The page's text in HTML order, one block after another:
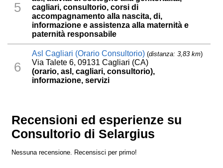
5
cagliari, consultorio, corsi di
accompagnamento alla nascita, di,
informazione e assistenza alla maternità e
paternità responsabile
6
Asl Cagliari (Orario Consultorio) (distanza: 3,83 km)
Via Talete 6, 09131 Cagliari (CA)
(orario, asl, cagliari, consultorio),
informazione, servizi
Recensioni ed esperienze su
Consultorio di Selargius
Nessuna recensione. Recensisci per primo!